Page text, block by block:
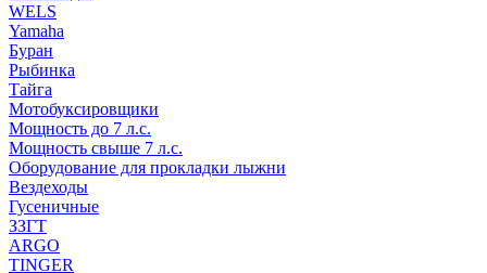
WELS
Yamaha
Буран
Рыбинка
Тайга
Мотобуксировщики
Мощность до 7 л.с.
Мощность свыше 7 л.с.
Оборудование для прокладки лыжни
Вездеходы
Гусеничные
ЗЗГТ
ARGO
TINGER